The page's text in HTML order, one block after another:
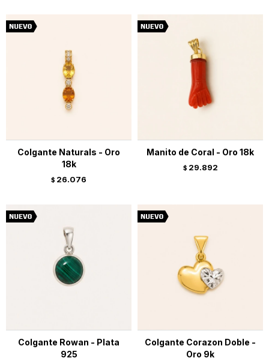
Colgante Naturals - Oro
18k
$ 26.076
Manito de Coral - Oro 18k
$ 29.892
Colgante Rowan - Plata
925
Colgante Corazon Doble -
Oro 9k